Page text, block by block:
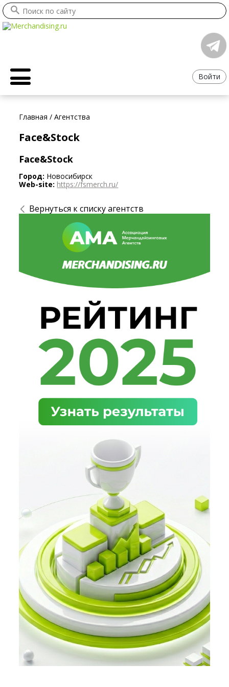
Войти
Главная /Агентства
Face&Stock
Face&Stock
Город: Новосибирск
Web-site: https://fsmerch.ru/
Вернуться к списку агентств